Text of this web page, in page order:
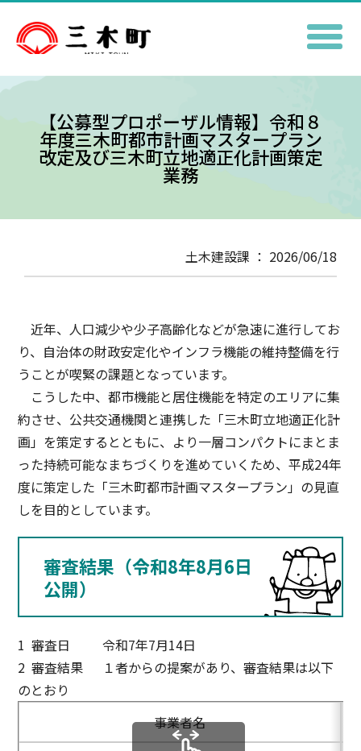
【公募型プロポーザル情報】令和８
年度三木町都市計画マスタープラン
改定及び三木町立地適正化計画策定
業務
土木建設課 ： 2026/06/18
近年、人口減少や少子高齢化などが急速に進行してお
り、自治体の財政安定化やインフラ機能の維持整備を行
うことが喫緊の課題となっています。
こうした中、都市機能と居住機能を特定のエリアに集
約させ、公共交通機関と連携した「三木町立地適正化計
画」を策定するとともに、より一層コンパクトにまとま
った持続可能なまちづくりを進めていくため、平成24年
度に策定した「三木町都市計画マスタープラン」の見直
しを目的としています。
審査結果（令和8年8月6日
公開）
1 審査日 令和7年7月14日
2 審査結果 １者からの提案があり、審査結果は以下
のとおり
事業者名